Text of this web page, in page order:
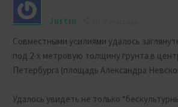
Justin
Совместными усилиями удалось
под 2-х метровую толщину грунта в
Петербурга (площадь Александра
Удалось увидеть не только